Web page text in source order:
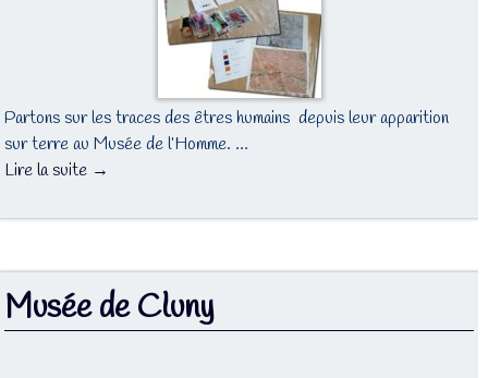
Partons sur les traces des êtres humains depuis leur apparition
sur terre au Musée de l’Homme. …
Lire la suite →
Musée de Cluny